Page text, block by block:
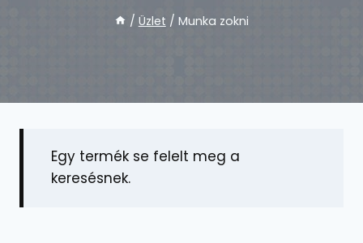
/ Üzlet / Munka zokni
Egy termék se felelt meg a
keresésnek.